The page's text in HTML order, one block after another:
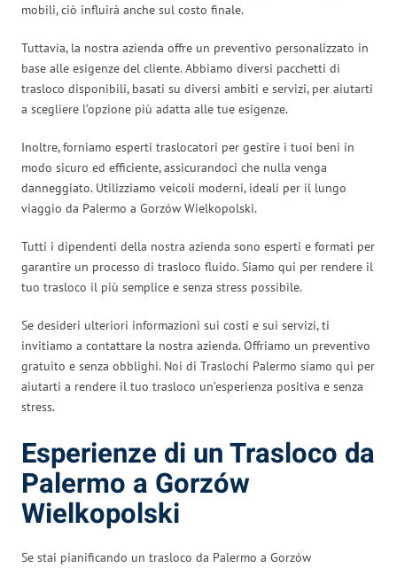
mobili, ciò influirà anche sul costo finale.
Tuttavia, la nostra azienda offre un preventivo personalizzato in
base alle esigenze del cliente. Abbiamo diversi pacchetti di
trasloco disponibili, basati su diversi ambiti e servizi, per aiutarti
a scegliere l’opzione più adatta alle tue esigenze.
Inoltre, forniamo esperti traslocatori per gestire i tuoi beni in
modo sicuro ed efficiente, assicurandoci che nulla venga
danneggiato. Utilizziamo veicoli moderni, ideali per il lungo
viaggio da Palermo a Gorzów Wielkopolski.
Tutti i dipendenti della nostra azienda sono esperti e formati per
garantire un processo di trasloco fluido. Siamo qui per rendere il
tuo trasloco il più semplice e senza stress possibile.
Se desideri ulteriori informazioni sui costi e sui servizi, ti
invitiamo a contattare la nostra azienda. Offriamo un preventivo
gratuito e senza obblighi. Noi di Traslochi Palermo siamo qui per
aiutarti a rendere il tuo trasloco un’esperienza positiva e senza
stress.
Esperienze di un Trasloco da
Palermo a Gorzów
Wielkopolski
Se stai pianificando un trasloco da Palermo a Gorzów